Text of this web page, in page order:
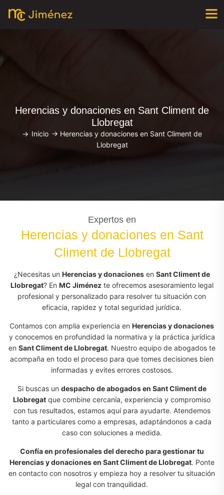
Herencias y donaciones en Sant Climent de
Llobregat
-> Inicio -> Herencias y donaciones en Sant Climent de
Llobregat
Expertos en
Herencias y donaciones en Sant
Climent de Llobregat
¿Necesitas un Herencias y donacionesen Sant Climent de
Llobregat? En MC Jiménezte ofrecemos asesoramiento legal
profesional y personalizado para resolver tu situación con
eficacia, rapidez y total seguridad jurídica.
Contamos con amplia experiencia enHerencias y donaciones
y conocemos en profundidad la normativa y la práctica jurídica
en Sant Climent de Llobregat. Nuestro equipo de abogados te
acompaña en todo el proceso para que tomes decisiones bien
informadas y evites errores costosos.
Si buscas un despacho de abogados en Sant Climent de
Llobregat que combine cercanía, experiencia y compromiso
con tus resultados, estamos aquí para ayudarte. Atendemos
tanto a particulares como a empresas, adaptándonos a cada
caso con soluciones a medida.
Confía en profesionales del derecho para gestionar tu
Herencias y donaciones en Sant Climent de Llobregat. Ponte
en contacto con nosotros y empieza hoy a resolver tu situación
legal con tranquilidad.